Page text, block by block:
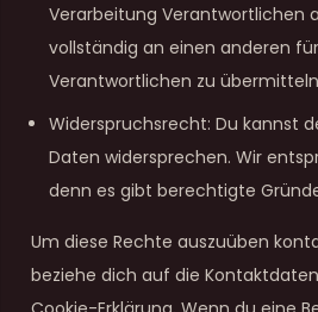
Verarbeitung Verantwortlichen
vollständig an einen anderen
Verantwortlichen zu
Widerspruchsrecht: Du kannst
Daten widersprechen. Wir
denn es gibt berechtigte
Um diese Rechte auszuüben
beziehe dich auf die